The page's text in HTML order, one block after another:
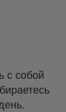
с собой